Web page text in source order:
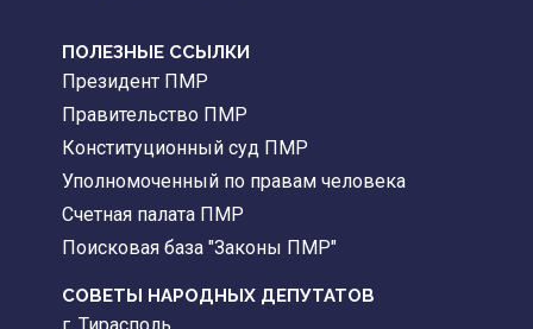
ПОЛЕЗНЫЕ ССЫЛКИ
Президент ПМР
Правительство ПМР
Конституционный суд ПМР
Уполномоченный по правам человека
Счетная палата ПМР
Поисковая база "Законы ПМР"
СОВЕТЫ НАРОДНЫХ ДЕПУТАТОВ